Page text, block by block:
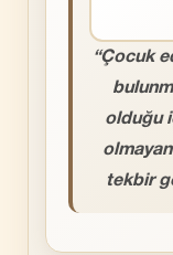
“Çocuk
olduğu
tekbir